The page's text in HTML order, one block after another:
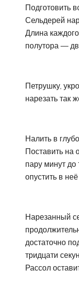
Подготовить
Сельдерей
Длина
полутора —
Петрушку,
нарезать так
Налить в
Поставить на
пару минут до
опустить в
Нарезанный
достаточно
тридцати
Рассол